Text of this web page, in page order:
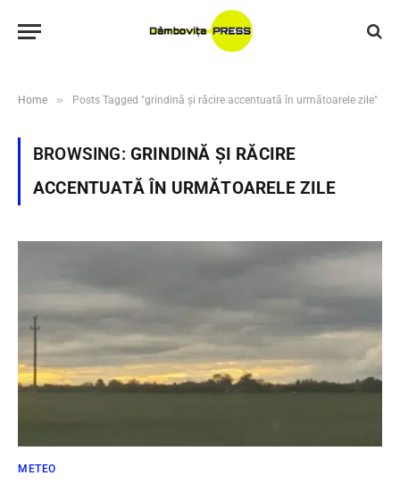
Home » Posts Tagged "grindină și răcire accentuată în următoarele zile"
BROWSING: GRINDINĂ ȘI RĂCIRE
ACCENTUATĂ ÎN URMĂTOARELE ZILE
METEO